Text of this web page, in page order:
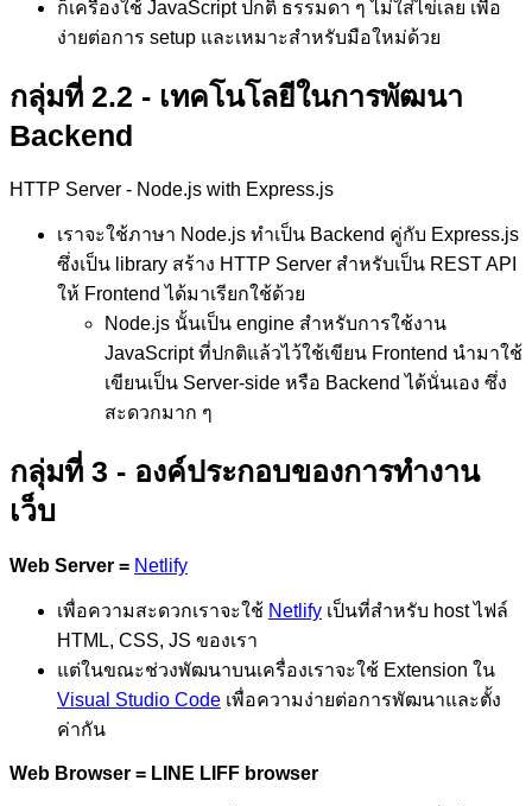
ก็เครื่องใช้ JavaScript ปกติ ธรรมดา ๆ ไม่ใส่ไข่เลย เพื่อ
ง่ายต่อการ setup และเหมาะสำหรับมือใหม่ด้วย
กลุ่มที่ 2.2 - เทคโนโลยีในการพัฒนา
Backend
HTTP Server - Node.js with Express.js
เราจะใช้ภาษา Node.js ทำเป็น Backend คู่กับ Express.js
ซึ่งเป็น library สร้าง HTTP Server สำหรับเป็น REST API
ให้ Frontend ได้มาเรียกใช้ด้วย
Node.js นั้นเป็น engine สำหรับการใช้งาน
JavaScript ที่ปกติแล้วไว้ใช้เขียน Frontend นำมาใช้
เขียนเป็น Server-side หรือ Backend ได้นั่นเอง ซึ่ง
สะดวกมาก ๆ
กลุ่มที่ 3 - องค์ประกอบของการทำงาน
เว็บ
Web Server = Netlify
เพื่อความสะดวกเราจะใช้ Netlify เป็นที่สำหรับ host ไฟล์
HTML, CSS, JS ของเรา
แต่ในขณะช่วงพัฒนาบนเครื่องเราจะใช้ Extension ใน
Visual Studio Code เพื่อความง่ายต่อการพัฒนาและตั้ง
ค่ากัน
Web Browser = LINE LIFF browser